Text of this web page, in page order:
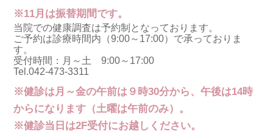
※11月は振替期間です。
当院での健康調査は予約制となっております。
ご予約は診療時間内（9:00～17:00）で承っておりま
す。
受付時間：月～土 9:00～17:00
Tel.042-473-3311
※健診は月～金の午前は９時30分から、午後は14時
からになります（土曜は午前のみ）。
※健診当日は2F受付にお越しください。